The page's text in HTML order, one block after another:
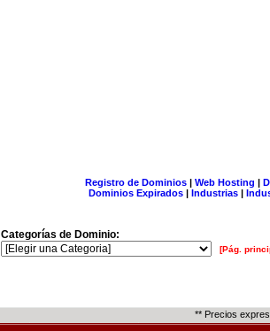
Registro de Dominios| Web Hosting |
Dominios Expirados | Industrias |
Categorías de Dominio:
[Pág.
** Precios